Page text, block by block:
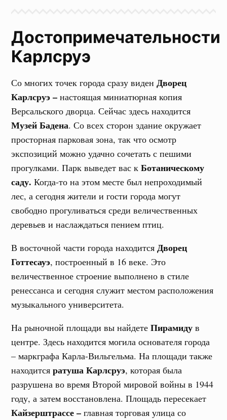
Достопримечательности
Карлсруэ
Со многих точек города сразу виденДворец
Карлсруэ – настоящая миниатюрная копия
Версальского дворца. Сейчас здесь находится
Музей Бадена. Со всех сторон здание окружает
просторная парковая зона, так что осмотр
экспозиций можно удачно сочетать с пешими
прогулками. Парк выведет вас кБотаническому
саду. Когда-то на этом месте был непроходимый
лес, а сегодня жители и гости города могут
свободно прогуливаться среди величественных
деревьев и наслаждаться пением птиц.
В восточной части города находитсяДворец
Готтесауэ, построенный в 16 веке. Это
величественное строение выполнено в стиле
ренессанса и сегодня служит местом расположения
музыкального университета.
На рыночной площади вы найдетеПирамиду в
центре. Здесь находится могила основателя города
– маркграфа Карла-Вильгельма. На площади также
находитсяратуша Карлсруэ, которая была
разрушена во время Второй мировой войны в 1944
году, а затем восстановлена. Площадь пересекает
Кайзерштрассе – главная торговая улица со